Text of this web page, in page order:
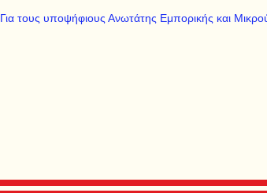
Για τους υποψήφιους Ανωτάτης Εμπορικής και